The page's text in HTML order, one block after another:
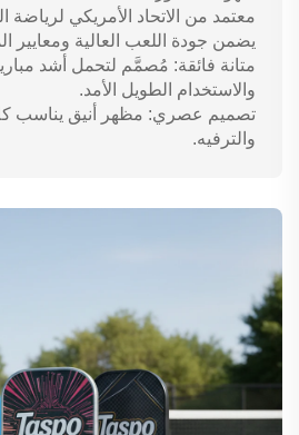
يضمن جودة اللعب العالية ومعايير
متانة فائقة: مُصمَّم لتحمل أشد
والاستخدام الطويل الأمد.
تصميم عصري: مظهر أنيق يناسب
والترفيه.